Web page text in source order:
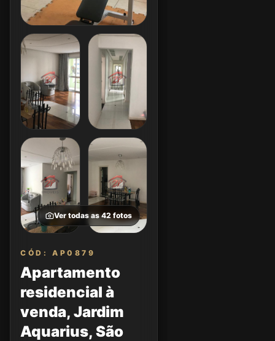
Ver todas as42 fotos
CÓD: AP0879
Apartamento
residencial à
venda, Jardim
Aquarius, São